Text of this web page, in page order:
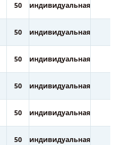
50 индивидуальная
50 индивидуальная
50 индивидуальная
50 индивидуальная
50 индивидуальная
50 индивидуальная